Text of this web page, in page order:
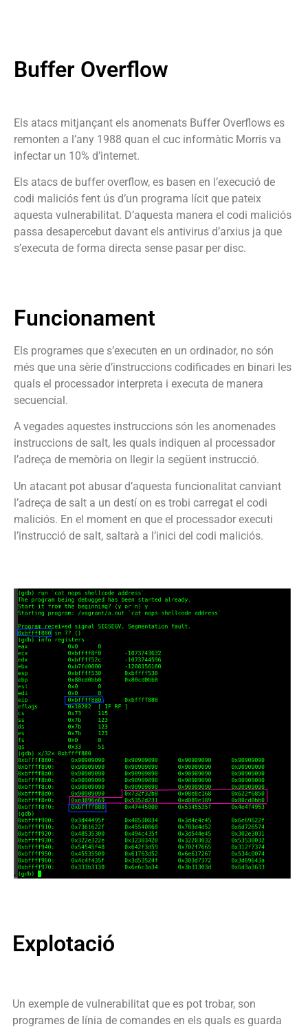
Buffer Overflow
Els atacs mitjançant els anomenats Buffer Overflows es
remonten a l’any 1988 quan el cuc informàtic Morris va
infectar un 10% d’internet.
Els atacs de buffer overflow, es basen en l’execució de
codi maliciós fent ús d’un programa lícit que pateix
aquesta vulnerabilitat. D’aquesta manera el codi maliciós
passa desapercebut davant els antivirus d’arxius ja que
s’executa de forma directa sense pasar per disc.
Funcionament
Els programes que s’executen en un ordinador, no són
més que una sèrie d’instruccions codificades en binari les
quals el processador interpreta i executa de manera
secuencial.
A vegades aquestes instruccions són les anomenades
instruccions de salt, les quals indiquen al processador
l’adreça de memòria on llegir la següent instrucció.
Un atacant pot abusar d’aquesta funcionalitat canviant
l’adreça de salt a un destí on es trobi carregat el codi
maliciós. En el moment en que el processador executi
l’instrucció de salt, saltarà a l’inici del codi maliciós.
Explotació
Un exemple de vulnerabilitat que es pot trobar, son
programes de línia de comandes en els quals es guarda